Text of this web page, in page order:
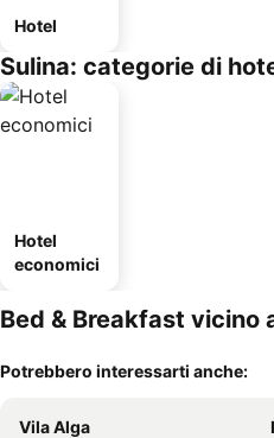
Hotel
Sulina: categorie di
Hotel
economici
Bed & Breakfast vicino
Potrebbero interessarti anche:
Vila Alga